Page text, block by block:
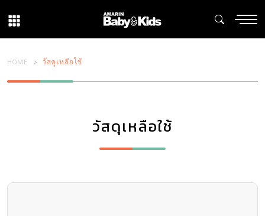
HOME วัสดุเหลือใช้
วัสดุเหลือใช้